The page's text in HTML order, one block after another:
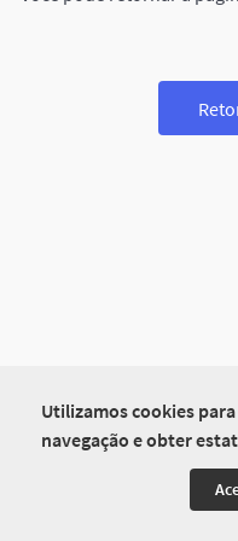
Utilizamos cookies
navegação e obter